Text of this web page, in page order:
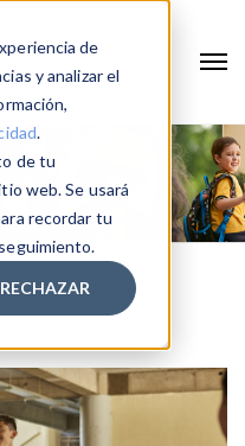
de
y analizar el
.
de tu
web. Se usará
recordar tu
RECHAZAR